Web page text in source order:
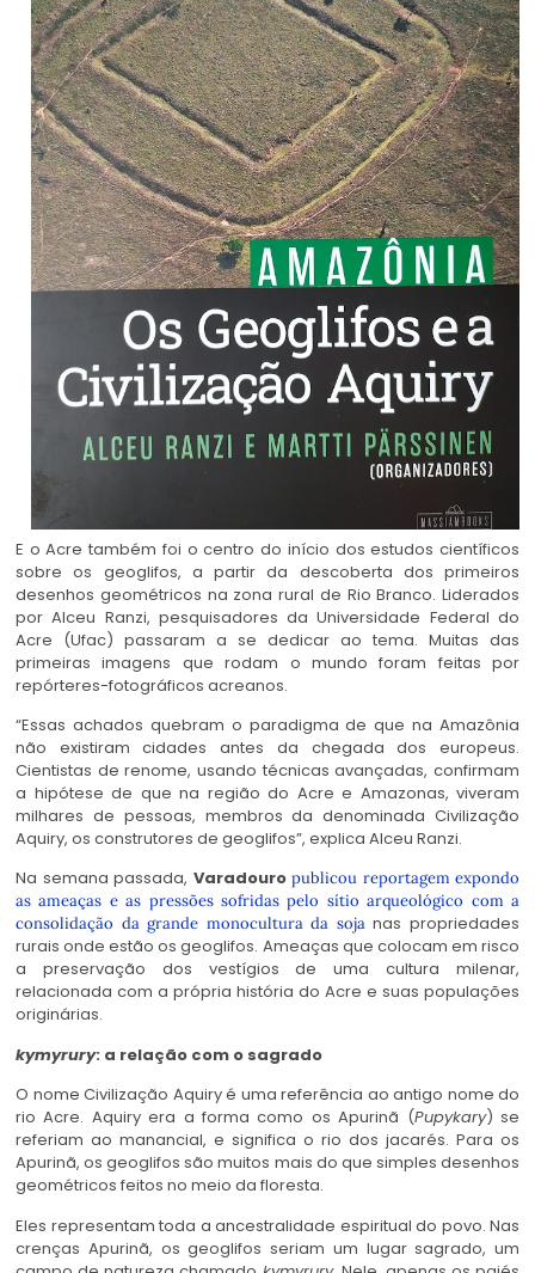
E o Acre também foi o centro do início dos estudos científicos
sobre os geoglifos, a partir da descoberta dos primeiros
desenhos geométricos na zona rural de Rio Branco. Liderados
por Alceu Ranzi, pesquisadores da Universidade Federal do
Acre (Ufac) passaram a se dedicar ao tema. Muitas das
primeiras imagens que rodam o mundo foram feitas por
repórteres-fotográficos acreanos.
“Essas achados quebram o paradigma de que na Amazônia
não existiram cidades antes da chegada dos europeus.
Cientistas de renome, usando técnicas avançadas, confirmam
a hipótese de que na região do Acre e Amazonas, viveram
milhares de pessoas, membros da denominada Civilização
Aquiry, os construtores de geoglifos”, explica Alceu Ranzi.
Na semana passada, Varadouro publicou reportagem expondo
as ameaças e as pressões sofridas pelo sítio arqueológico com a
consolidação da grande monocultura da sojanas propriedades
rurais onde estão os geoglifos. Ameaças que colocam em risco
a preservação dos vestígios de uma cultura milenar,
relacionada com a própria história do Acre e suas populações
originárias.
kymyrury: a relação com o sagrado
O nome Civilização Aquiry é uma referência ao antigo nome do
rio Acre. Aquiry era a forma como os Apurinã (Pupykary) se
referiam ao manancial, e significa o rio dos jacarés. Para os
Apurinã, os geoglifos são muitos mais do que simples desenhos
geométricos feitos no meio da floresta.
Eles representam toda a ancestralidade espiritual do povo. Nas
crenças Apurinã, os geoglifos seriam um lugar sagrado, um